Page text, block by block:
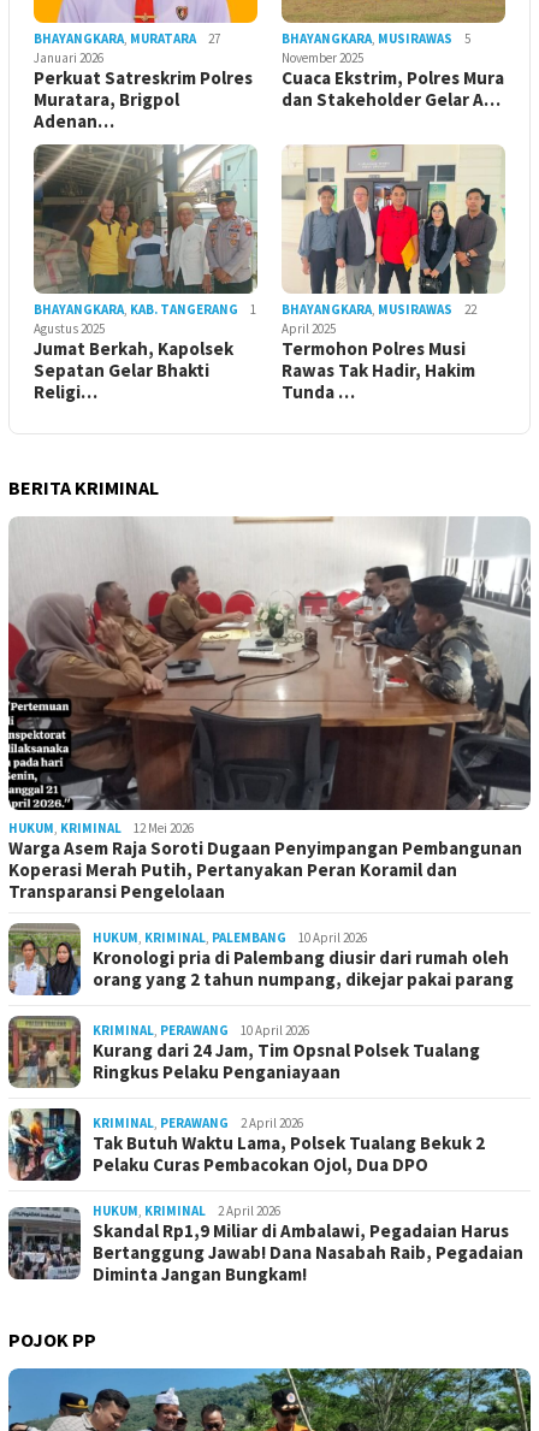
BHAYANGKARA, MURATARA
27
Januari 2026
Perkuat Satreskrim Polres
Muratara, Brigpol
Adenan…
BHAYANGKARA, MUSIRAWAS
5
November 2025
Cuaca Ekstrim, Polres Mura
dan Stakeholder Gelar A…
BHAYANGKARA, KAB. TANGERANG
1
Agustus 2025
Jumat Berkah, Kapolsek
Sepatan Gelar Bhakti
Religi…
BHAYANGKARA, MUSIRAWAS
22
April 2025
Termohon Polres Musi
Rawas Tak Hadir, Hakim
Tunda …
BERITA KRIMINAL
HUKUM, KRIMINAL 12 Mei 2026
Warga Asem Raja Soroti Dugaan Penyimpangan Pembangunan
Koperasi Merah Putih, Pertanyakan Peran Koramil dan
Transparansi Pengelolaan
HUKUM, KRIMINAL, PALEMBANG 10 April 2026
Kronologi pria di Palembang diusir dari rumah oleh
orang yang 2 tahun numpang, dikejar pakai parang
KRIMINAL, PERAWANG 10 April 2026
Kurang dari 24 Jam, Tim Opsnal Polsek Tualang
Ringkus Pelaku Penganiayaan
KRIMINAL, PERAWANG 2 April 2026
Tak Butuh Waktu Lama, Polsek Tualang Bekuk 2
Pelaku Curas Pembacokan Ojol, Dua DPO
HUKUM, KRIMINAL 2 April 2026
Skandal Rp1,9 Miliar di Ambalawi, Pegadaian Harus
Bertanggung Jawab! Dana Nasabah Raib, Pegadaian
Diminta Jangan Bungkam!
POJOK PP